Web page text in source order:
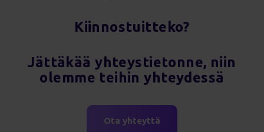
Kiinnostuitteko?
Jättäkää yhteystietonne, niin
olemme teihin yhteydessä
Ota yhteyttä